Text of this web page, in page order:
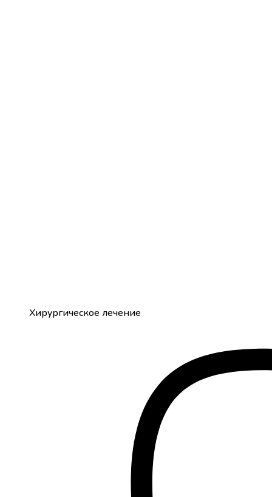
Хирургическое лечение